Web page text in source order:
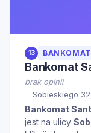
13 BANKOMAT
Bankomat
brak opinii
Sobieskiego
Bankomat
jest na ulicy